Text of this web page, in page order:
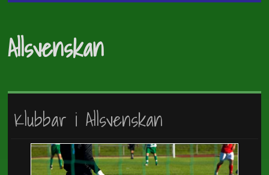
Allsvenskan
Klubbar i Allsvenskan